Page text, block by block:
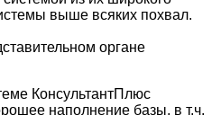
выше всяких похвал.
органе
КонсультантПлюс
наполнение базы, в т.ч.